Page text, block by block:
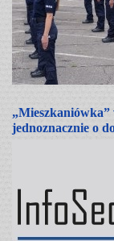
„Mieszkaniówka”
jednoznacznie o